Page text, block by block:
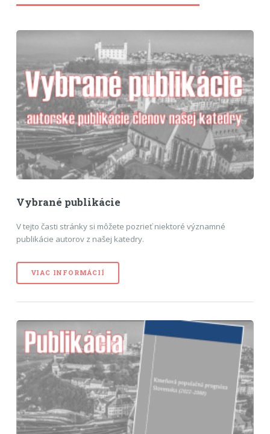
Vybrané publikácie
V tejto časti stránky si môžete pozrieť niektoré významné
publikácie autorov z našej katedry.
VIAC INFORMÁCIÍ